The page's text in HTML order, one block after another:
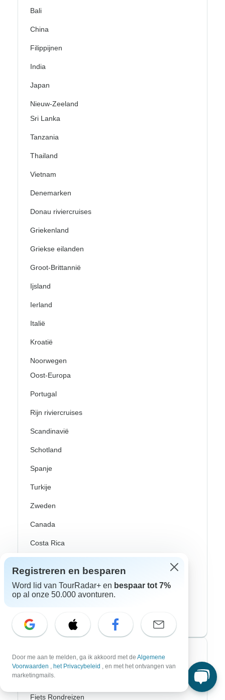
Bali
China
Filippijnen
India
Japan
Nieuw-Zeeland
Sri Lanka
Tanzania
Thailand
Vietnam
Denemarken
Donau riviercruises
Griekenland
Griekse eilanden
Groot-Brittannië
Ijsland
Ierland
Italië
Kroatië
Noorwegen
Oost-Europa
Portugal
Rijn riviercruises
Scandinavië
Schotland
Spanje
Turkije
Zweden
Canada
Costa Rica
Peru
USA
Zuid-Amerika
Top avonturenstijlen
Avontuurlijke rondreizen
Fiets Rondreizen
Registreren en besparen
Word lid van TourRadar+ en bespaar tot 7%
op al onze 50.000 avonturen.
Door me aan te melden, ga ik akkoord met de Algemene
Voorwaarden , het Privacybeleid , en met het ontvangen van
marketingmails.